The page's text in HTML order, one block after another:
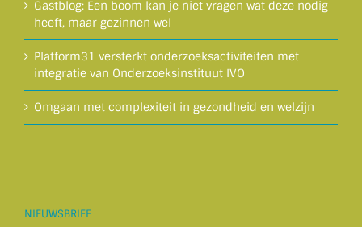
Gastblog: Een boom kan je niet vragen wat deze nodig
heeft, maar gezinnen wel
Platform31 versterkt onderzoeksactiviteiten met
integratie van Onderzoeksinstituut IVO
Omgaan met complexiteit in gezondheid en welzijn
NIEUWSBRIEF